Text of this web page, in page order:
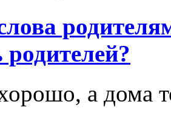
родителей?
а дома